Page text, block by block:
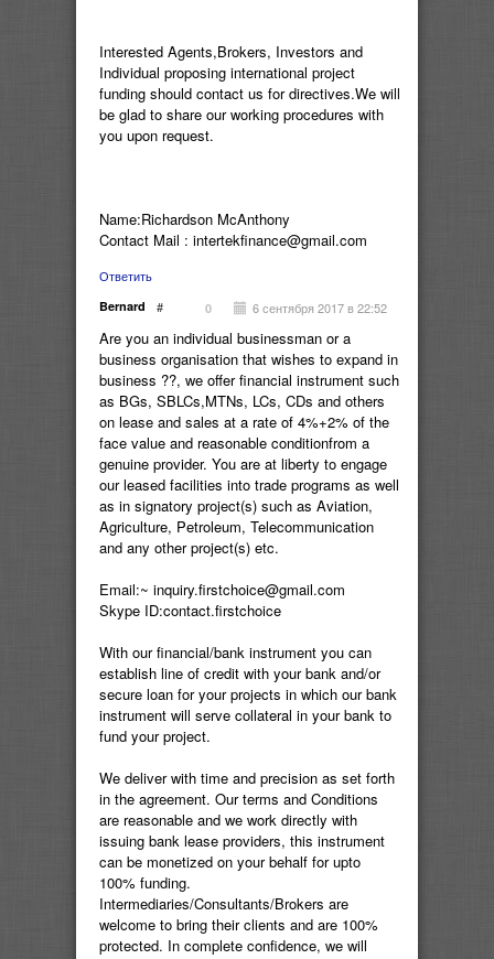
Interested Agents,Brokers, Investors and
Individual proposing international project
funding should contact us for directives.We will
be glad to share our working procedures with
you upon request.
Name:Richardson McAnthony
Contact Mail : intertekfinance@gmail.com
Ответить
Bernard # 6 сентября 2017 в 22:52
0
Are you an individual businessman or a
business organisation that wishes to expand in
business ??, we offer financial instrument such
as BGs, SBLCs,MTNs, LCs, CDs and others
on lease and sales at a rate of 4%+2% of the
face value and reasonable conditionfrom a
genuine provider. You are at liberty to engage
our leased facilities into trade programs as well
as in signatory project(s) such as Aviation,
Agriculture, Petroleum, Telecommunication
and any other project(s) etc.
Email:~ inquiry.firstchoice@gmail.com
Skype ID:contact.firstchoice
With our financial/bank instrument you can
establish line of credit with your bank and/or
secure loan for your projects in which our bank
instrument will serve collateral in your bank to
fund your project.
We deliver with time and precision as set forth
in the agreement. Our terms and Conditions
are reasonable and we work directly with
issuing bank lease providers, this instrument
can be monetized on your behalf for upto
100% funding.
Intermediaries/Consultants/Brokers are
welcome to bring their clients and are 100%
protected. In complete confidence, we will